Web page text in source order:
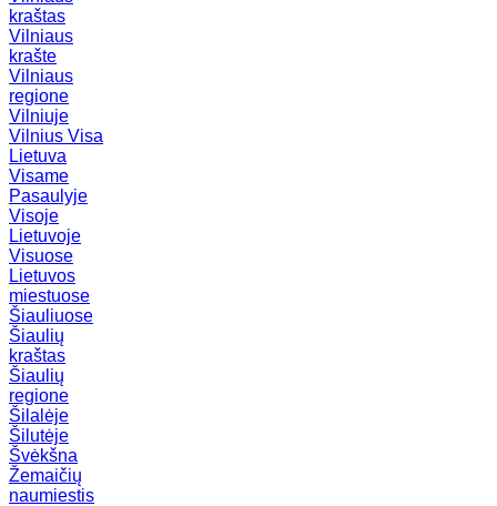
kraštas
Vilniaus
krašte
Vilniaus
regione
Vilniuje
Vilnius Visa
Lietuva
Visame
Pasaulyje
Visoje
Lietuvoje
Visuose
Lietuvos
miestuose
Šiauliuose
Šiaulių
kraštas
Šiaulių
regione
Šilalėje
Šilutėje
Švėkšna
Žemaičių
naumiestis